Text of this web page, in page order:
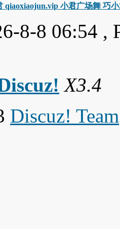
qiaoxiaojun.vip 小君广场舞 巧
8-8 06:54 ,
X3.4
Discuz! Team